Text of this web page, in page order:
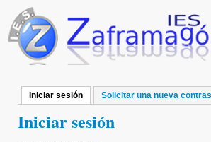
Pasar al contenido principal
Solapas principales
Iniciar sesión (solapa activa)
Solicitar una nueva
Iniciar sesión